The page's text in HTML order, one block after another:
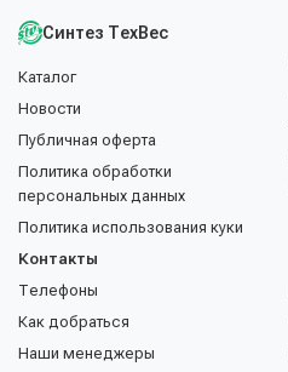
Синтез ТехВес
Каталог
Новости
Публичная оферта
Политика обработки
персональных данных
Политика использования куки
Контакты
Телефоны
Как добраться
Наши менеджеры